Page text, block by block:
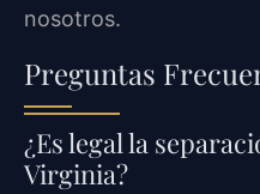
nosotros.
Preguntas
¿Es legal la
Virginia?